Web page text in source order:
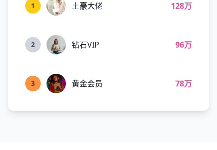
1 土豪大佬 128万
2 钻石VIP 96万
3 黄金会员 78万